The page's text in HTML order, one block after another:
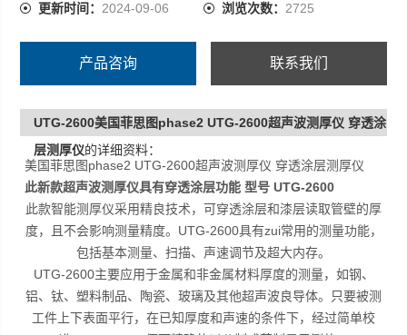
更新时间： 2024-09-06 浏览次数： 2725
产品咨询 联系我们
UTG-2600美国菲思图phase2 UTG-2600超声波测厚仪 穿透涂
层测厚仪的详细资料：
美国菲思图phase2 UTG-2600超声波测厚仪 穿透涂层测厚仪
此新款超声波测厚仪具有穿透涂层功能 型号 UTG-2600
此款智能测厚仪采用精良技术，可穿透涂层和漆层读取管壁的厚
度，且不会影响测量精度。UTG-2600具有zui常用的测量功能，
包括基本测量、扫描、声速调节及超大内存。
UTG-2600主要应用于金属和非金属材料厚度的测量，如钢、
铝、钛、塑料制品、陶瓷、玻璃及其他超声波良导体。只要被测
工件上下表面平行，在已知厚度和声速的条件下，经过简单校